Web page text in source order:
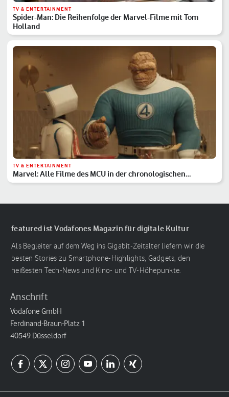
TV & ENTERTAINMENT
Spider-Man: Die Reihenfolge der Marvel-Filme mit Tom
Holland
TV & ENTERTAINMENT
Marvel: Alle Filme des MCU in der chronologischen
Reihenfolge
featured ist Vodafones Magazin für digitale Kultur
Als Begleiter auf dem Weg ins Gigabit-Zeitalter liefern wir die
besten Stories zu Smartphone-Highlights, Gadgets, den
heißesten Tech-News und Kino- und TV-Höhepunkte.
Anschrift
Vodafone GmbH
Ferdinand-Braun-Platz 1
40549 Düsseldorf